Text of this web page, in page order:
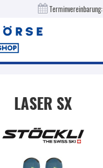
Terminvereinbarung:
LASER SX